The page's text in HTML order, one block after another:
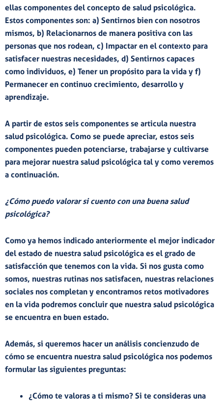
ellas componentes del concepto de salud psicológica.
Estos componentes son: a) Sentirnos bien con nosotros
mismos, b) Relacionarnos de manera positiva con las
personas que nos rodean, c) Impactar en el contexto para
satisfacer nuestras necesidades, d) Sentirnos capaces
como individuos, e) Tener un propósito para la vida y f)
Permanecer en continuo crecimiento, desarrollo y
aprendizaje.
A partir de estos seis componentes se articula nuestra
salud psicológica. Como se puede apreciar, estos seis
componentes pueden potenciarse, trabajarse y cultivarse
para mejorar nuestra salud psicológica tal y como veremos
a continuación.
¿Cómo puedo valorar si cuento con una buena salud
psicológica?
Como ya hemos indicado anteriormente el mejor indicador
del estado de nuestra salud psicológica es el grado de
satisfacción que tenemos con la vida. Si nos gusta como
somos, nuestras rutinas nos satisfacen, nuestras relaciones
sociales nos completan y encontramos retos motivadores
en la vida podremos concluir que nuestra salud psicológica
se encuentra en buen estado.
Además, si queremos hacer un análisis concienzudo de
cómo se encuentra nuestra salud psicológica nos podemos
formular las siguientes preguntas:
¿Cómo te valoras a ti mismo? Si te consideras una